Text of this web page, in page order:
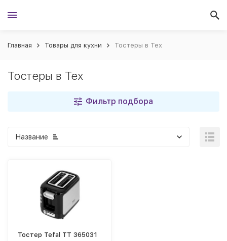
Главная Товары для кухни Тостеры в Тех
Тостеры в Тех
Фильтр подбора
Название
Тостер Tefal TT 365031